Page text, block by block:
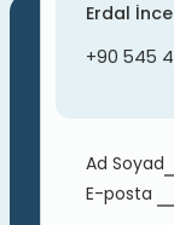
Erdal İnce
+90 545
Ad Soyad
E-posta